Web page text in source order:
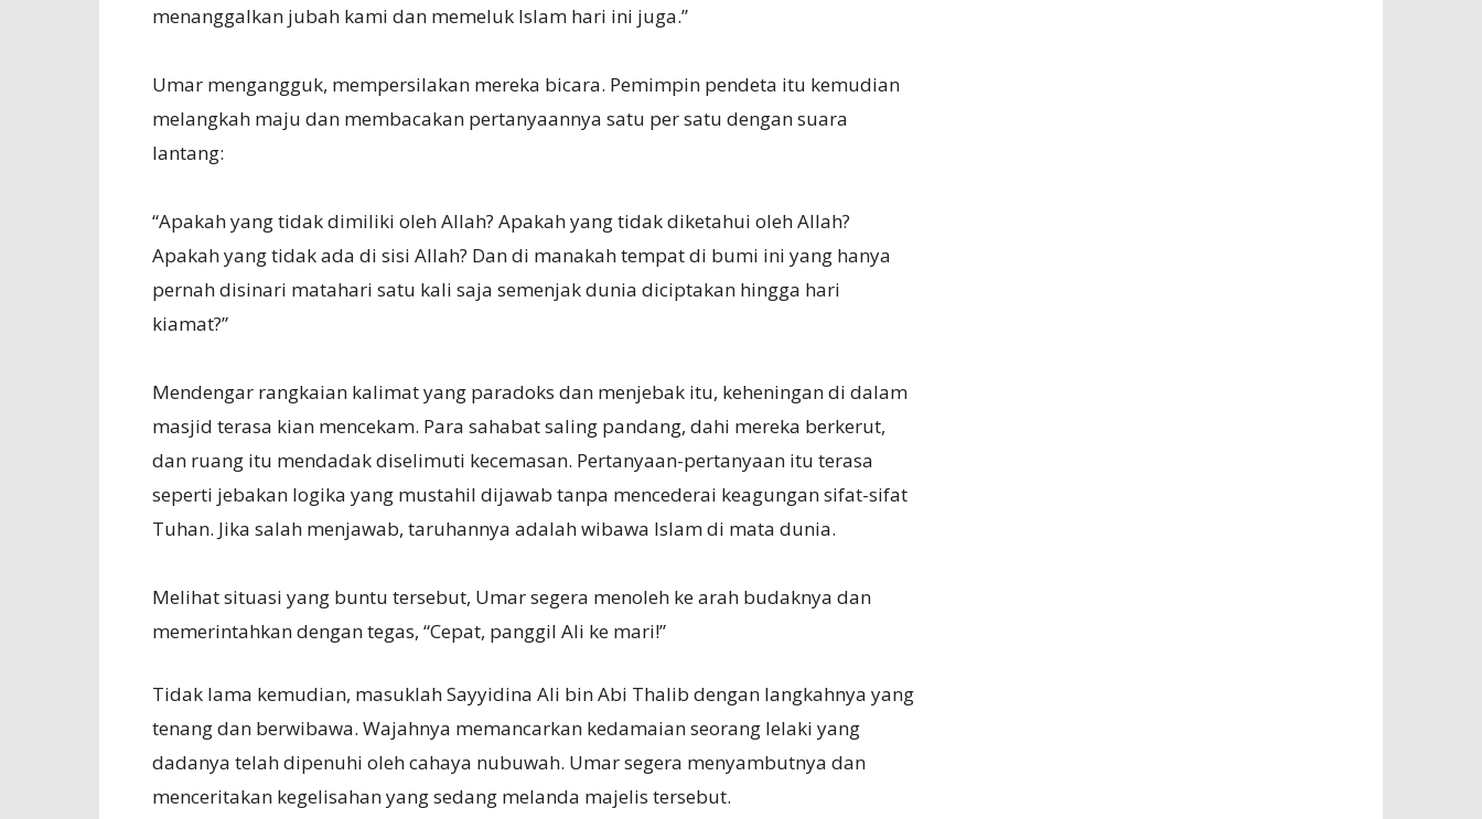
menanggalkan jubah kami dan memeluk Islam hari ini juga.”
Umar mengangguk, mempersilakan mereka bicara. Pemimpin pendeta itu kemudian
melangkah maju dan membacakan pertanyaannya satu per satu dengan suara
lantang:
“Apakah yang tidak dimiliki oleh Allah? Apakah yang tidak diketahui oleh Allah?
Apakah yang tidak ada di sisi Allah? Dan di manakah tempat di bumi ini yang hanya
pernah disinari matahari satu kali saja semenjak dunia diciptakan hingga hari
kiamat?”
Mendengar rangkaian kalimat yang paradoks dan menjebak itu, keheningan di dalam
masjid terasa kian mencekam. Para sahabat saling pandang, dahi mereka berkerut,
dan ruang itu mendadak diselimuti kecemasan. Pertanyaan-pertanyaan itu terasa
seperti jebakan logika yang mustahil dijawab tanpa mencederai keagungan sifat-sifat
Tuhan. Jika salah menjawab, taruhannya adalah wibawa Islam di mata dunia.
Melihat situasi yang buntu tersebut, Umar segera menoleh ke arah budaknya dan
memerintahkan dengan tegas, “Cepat, panggil Ali ke mari!”
Tidak lama kemudian, masuklah Sayyidina Ali bin Abi Thalib dengan langkahnya yang
tenang dan berwibawa. Wajahnya memancarkan kedamaian seorang lelaki yang
dadanya telah dipenuhi oleh cahaya nubuwah. Umar segera menyambutnya dan
menceritakan kegelisahan yang sedang melanda majelis tersebut.